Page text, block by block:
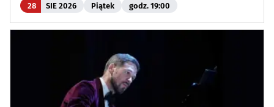
28 SIE 2026 Piątek godz. 19:00